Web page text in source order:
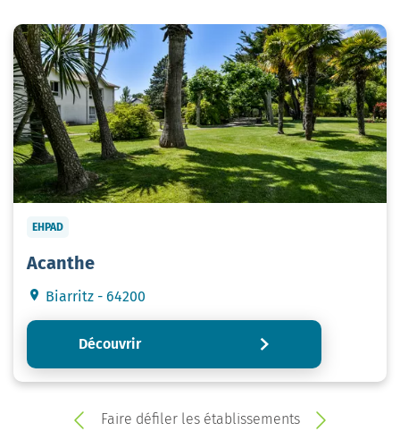
EHPAD
Acanthe
Biarritz - 64200
Découvrir
Faire défiler les établissements